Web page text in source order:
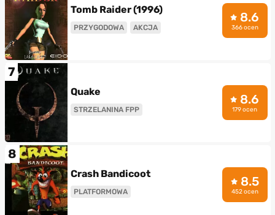
Tomb Raider (1996)
PRZYGODOWA AKCJA
8.6
366 ocen
7
Quake
STRZELANINA FPP
8.6
179 ocen
8
Crash Bandicoot
PLATFORMOWA
8.5
452 ocen